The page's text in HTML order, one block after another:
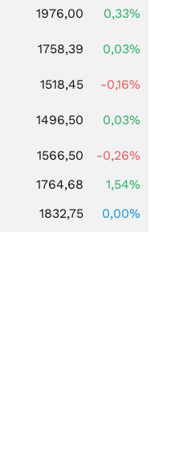
1976,00
0,33%
1758,39 0,03%
1518,45
-0,16%
1496,50 0,03%
1566,50
-0,26%
1764,68
1,54%
1832,75 0,00%